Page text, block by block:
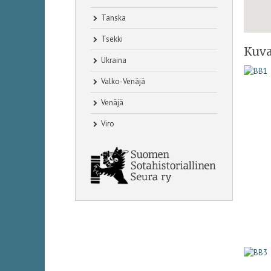
Tanska
Tsekki
Ukraina
Valko-Venäjä
Venäjä
Viro